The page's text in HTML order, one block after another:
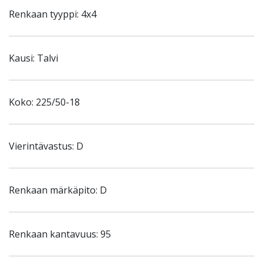
Renkaan tyyppi: 4x4
Kausi: Talvi
Koko: 225/50-18
Vierintävastus: D
Renkaan märkäpito: D
Renkaan kantavuus: 95